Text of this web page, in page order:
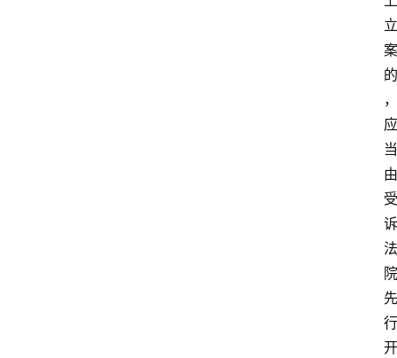
立
案
的
，
应
当
由
受
诉
法
院
先
行
开